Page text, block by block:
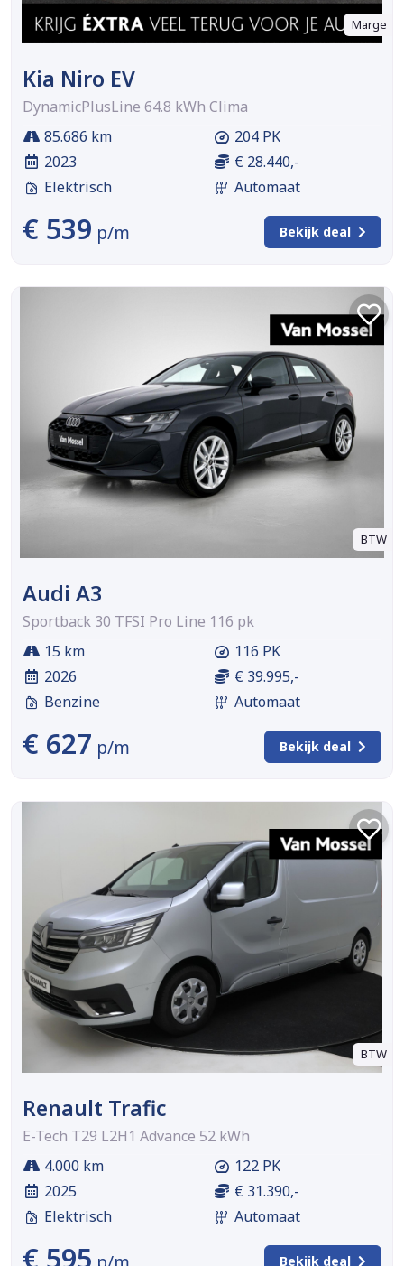
Marge
Kia Niro EV
DynamicPlusLine 64.8 kWh Clima
85.686 km
2023
Elektrisch
204 PK
€ 28.440,-
Automaat
€ 539 p/m Bekijk deal
BTW
Audi A3
Sportback 30 TFSI Pro Line 116 pk
15 km
2026
Benzine
116 PK
€ 39.995,-
Automaat
€ 627 p/m Bekijk deal
BTW
Renault Trafic
E-Tech T29 L2H1 Advance 52 kWh
4.000 km
2025
Elektrisch
122 PK
€ 31.390,-
Automaat
€ 595 Bekijk deal